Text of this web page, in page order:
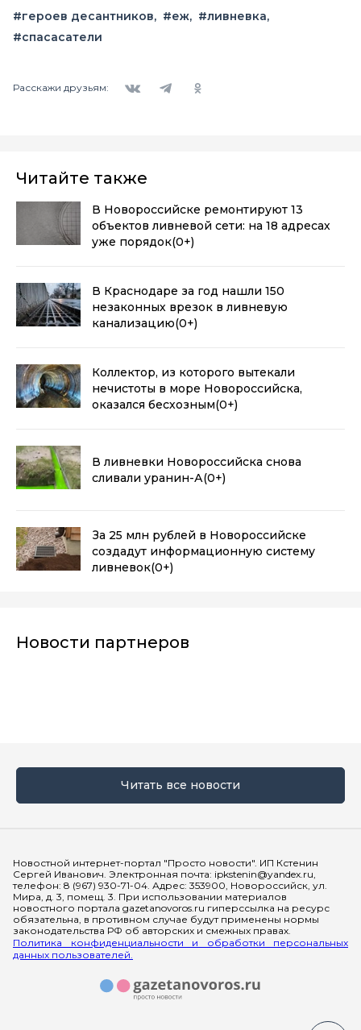
#героев десантников #еж
#ливневка
#спасасатели
Расскажи друзьям:
Читайте также
В Новороссийске ремонтируют 13
объектов ливневой сети: на 18 адресах
уже порядок(0+)
В Краснодаре за год нашли 150
незаконных врезок в ливневую
канализацию(0+)
Коллектор, из которого вытекали
нечистоты в море Новороссийска,
оказался бесхозным(0+)
В ливневки Новороссийска снова
сливали уранин-А(0+)
За 25 млн рублей в Новороссийске
создадут информационную систему
ливневок(0+)
Новости партнеров
Читать все новости
Новостной интернет-портал "Просто новости". ИП Кстенин
Сергей Иванович. Электронная почта: ipkstenin@yandex.ru,
телефон: 8 (967) 930-71-04. Адрес: 353900, Новороссийск, ул.
Мира, д. 3, помещ. 3. При использовании материалов
новостного портала gazetanovoros.ru гиперссылка на ресурс
обязательна, в противном случае будут применены нормы
законодательства РФ об авторских и смежных правах.
Политика конфиденциальности и обработки персональных
данных пользователей.